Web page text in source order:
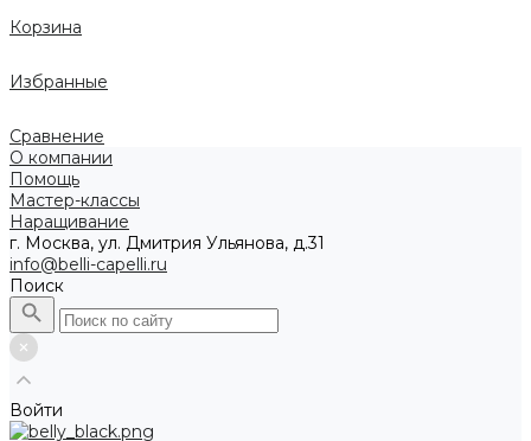
Корзина
Избранные
Сравнение
О компании
Помощь
Мастер-классы
Наращивание
г. Москва, ул. Дмитрия Ульянова, д.31
info@belli-capelli.ru
Поиск
Войти